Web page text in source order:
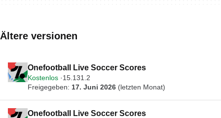
Ältere versionen
Onefootball Live Soccer Scores
Kostenlos
15.131.2
Freigegeben: 17. Juni 2026 (letzten Monat)
Onefootball Live Soccer Scores